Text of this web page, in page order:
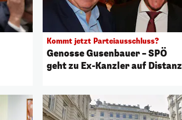
Kommt jetzt Parteiausschluss?
Genosse Gusenbauer – SPÖ
geht zu Ex-Kanzler auf Distanz